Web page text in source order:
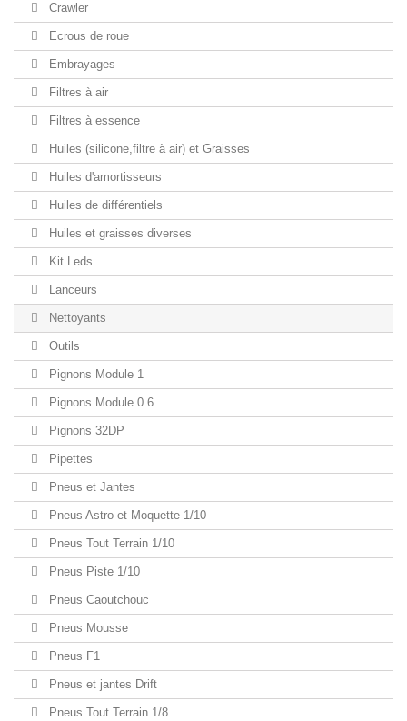
Crawler
Ecrous de roue
Embrayages
Filtres à air
Filtres à essence
Huiles (silicone,filtre à air) et Graisses
Huiles d'amortisseurs
Huiles de différentiels
Huiles et graisses diverses
Kit Leds
Lanceurs
Nettoyants
Outils
Pignons Module 1
Pignons Module 0.6
Pignons 32DP
Pipettes
Pneus et Jantes
Pneus Astro et Moquette 1/10
Pneus Tout Terrain 1/10
Pneus Piste 1/10
Pneus Caoutchouc
Pneus Mousse
Pneus F1
Pneus et jantes Drift
Pneus Tout Terrain 1/8